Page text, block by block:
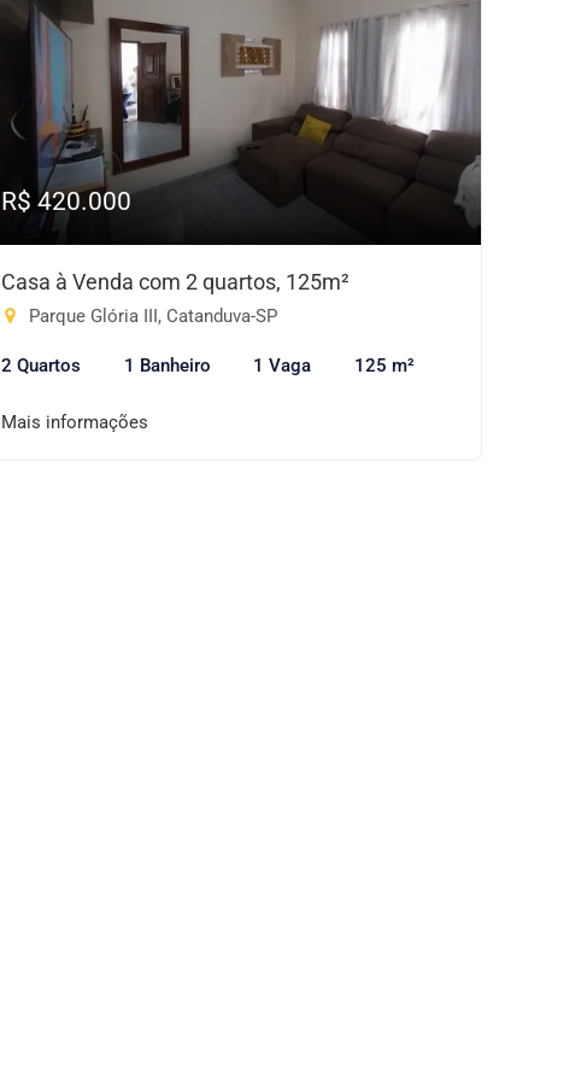
R$ 420.000
Casa à Venda com 2 quartos, 125m²
Parque Glória III, Catanduva-SP
2 Quartos 1 Banheiro 1 Vaga 125 m²
Mais informações